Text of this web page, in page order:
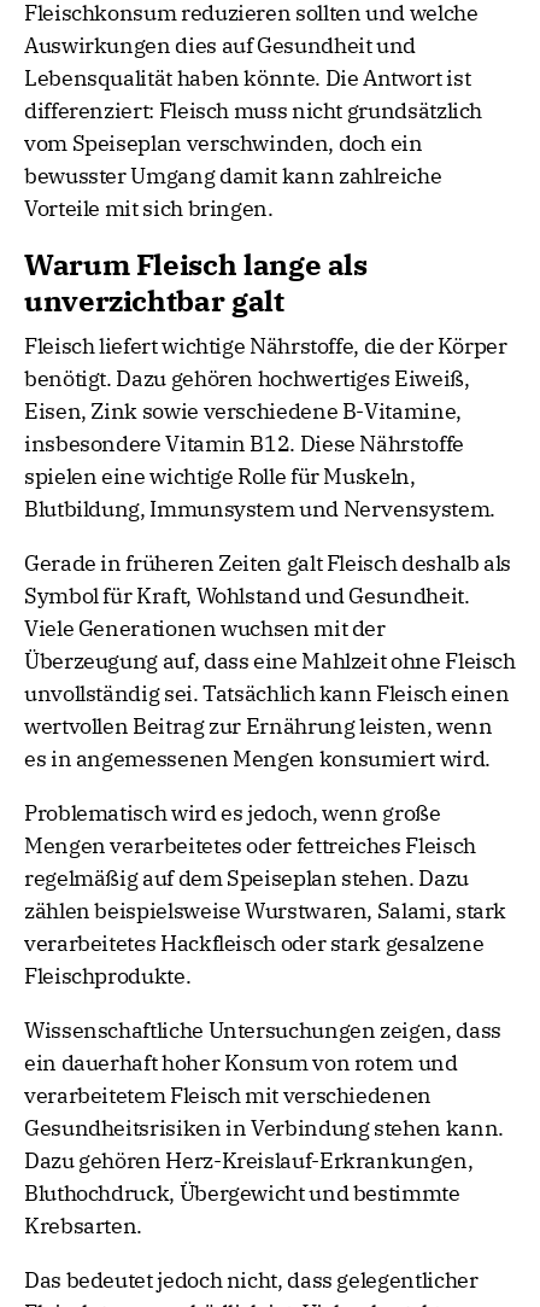
Fleischkonsum reduzieren sollten und welche
Auswirkungen dies auf Gesundheit und
Lebensqualität haben könnte. Die Antwort ist
differenziert: Fleisch muss nicht grundsätzlich
vom Speiseplan verschwinden, doch ein
bewusster Umgang damit kann zahlreiche
Vorteile mit sich bringen.
Warum Fleisch lange als
unverzichtbar galt
Fleisch liefert wichtige Nährstoffe, die der Körper
benötigt. Dazu gehören hochwertiges Eiweiß,
Eisen, Zink sowie verschiedene B-Vitamine,
insbesondere Vitamin B12. Diese Nährstoffe
spielen eine wichtige Rolle für Muskeln,
Blutbildung, Immunsystem und Nervensystem.
Gerade in früheren Zeiten galt Fleisch deshalb als
Symbol für Kraft, Wohlstand und Gesundheit.
Viele Generationen wuchsen mit der
Überzeugung auf, dass eine Mahlzeit ohne Fleisch
unvollständig sei. Tatsächlich kann Fleisch einen
wertvollen Beitrag zur Ernährung leisten, wenn
es in angemessenen Mengen konsumiert wird.
Problematisch wird es jedoch, wenn große
Mengen verarbeitetes oder fettreiches Fleisch
regelmäßig auf dem Speiseplan stehen. Dazu
zählen beispielsweise Wurstwaren, Salami, stark
verarbeitetes Hackfleisch oder stark gesalzene
Fleischprodukte.
Wissenschaftliche Untersuchungen zeigen, dass
ein dauerhaft hoher Konsum von rotem und
verarbeitetem Fleisch mit verschiedenen
Gesundheitsrisiken in Verbindung stehen kann.
Dazu gehören Herz-Kreislauf-Erkrankungen,
Bluthochdruck, Übergewicht und bestimmte
Krebsarten.
Das bedeutet jedoch nicht, dass gelegentlicher